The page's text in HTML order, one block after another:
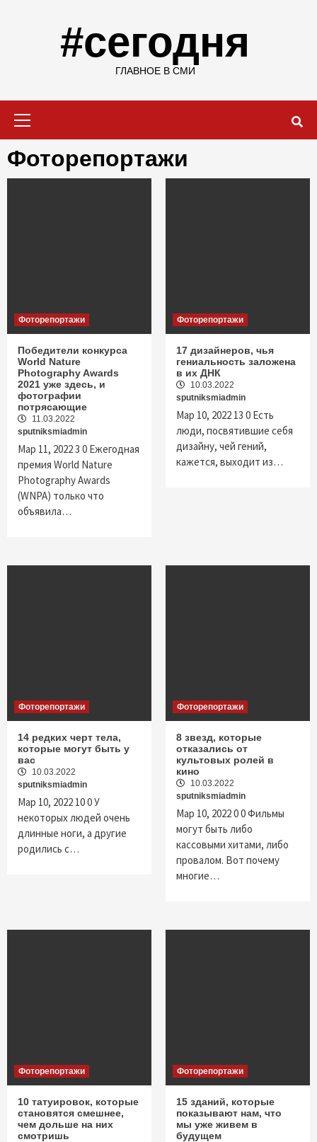
#сегодня
ГЛАВНОЕ В СМИ
Фоторепортажи
Фоторепортажи
Победители конкурса
World Nature
Photography Awards
2021 уже здесь, и
фотографии
потрясающие
11.03.2022
sputniksmiadmin
Мар 11, 2022 3 0 Ежегодная
премия World Nature
Photography Awards
(WNPA) только что
объявила…
Фоторепортажи
17 дизайнеров, чья
гениальность заложена
в их ДНК
10.03.2022
sputniksmiadmin
Мар 10, 2022 13 0 Есть
люди, посвятившие себя
дизайну, чей гений,
кажется, выходит из…
Фоторепортажи
14 редких черт тела,
которые могут быть у
вас
10.03.2022
sputniksmiadmin
Мар 10, 2022 10 0 У
некоторых людей очень
длинные ноги, а другие
родились с…
Фоторепортажи
8 звезд, которые
отказались от
культовых ролей в
кино
10.03.2022
sputniksmiadmin
Мар 10, 2022 0 0 Фильмы
могут быть либо
кассовыми хитами, либо
провалом. Вот почему
многие…
Фоторепортажи
10 татуировок, которые
становятся смешнее,
чем дольше на них
смотришь
Фоторепортажи
15 зданий, которые
показывают нам, что
мы уже живем в
будущем